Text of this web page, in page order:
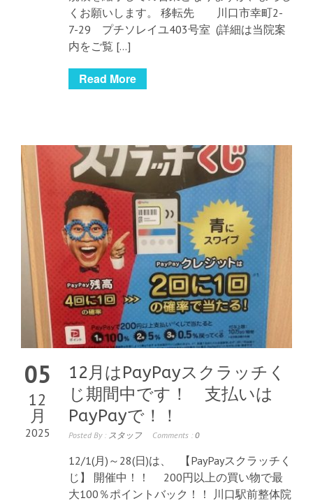
くお願いします。 移転先 川口市幸町2-
7-29 プチソレイユ403号室 (詳細は当院案
内をご覧 […]
Read More
05
12
月
2025
12月はPayPayスクラッチく
じ期間中です！ 支払いは
PayPayで！！
Posted By : スタッフ Comments : 0
12/1(月)～28(日)は、 【PayPayスクラッチく
じ】 開催中！！ 200円以上の買い物で最
大100％ポイントバック！！ 川口駅前整体院